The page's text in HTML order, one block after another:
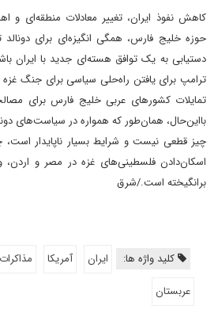
کاهش نفوذ ایران، تغییر معادلات منطقه‌ای و
حوزه خلیج‌ فارس، همگی انگیزه‌ای برای دونالد
دستیابی به یک توافق هسته‌ای جدید با ایران
ترامپ برای یافتن راه‌حلی سیاسی برای جنگ غزه
تمایلات کشورهای عربی خلیج ‌فارس برای
با‌این‌‌حال، همان‌طور که همواره در سیاست‌های
چیز قطعی نیست و شرایط بسیار ناپایدار است،
اسکان‌دادن فلسطینی‌های غزه در مصر و
برانگیخته است./شرق
کلید واژه ها: ایران آمریکا مذاکرات
عربستان